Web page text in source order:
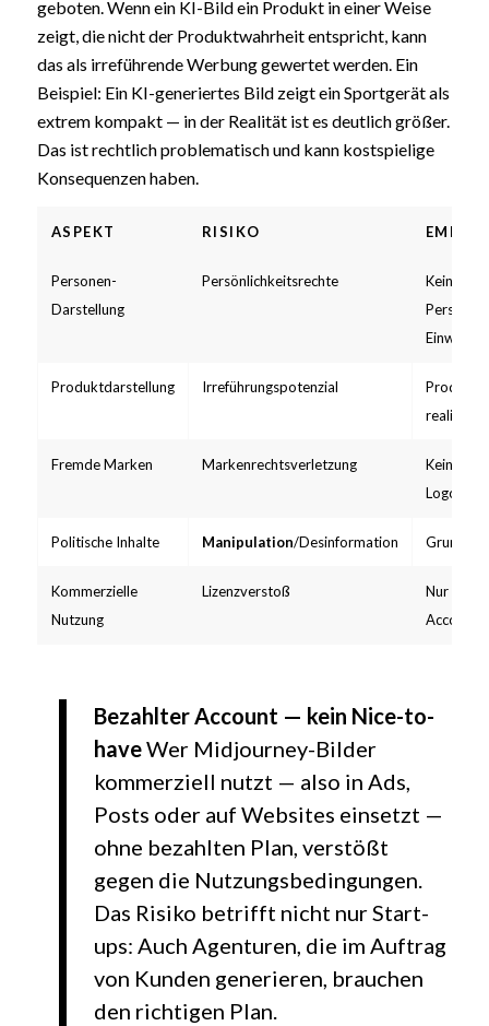
geboten. Wenn ein KI-Bild ein Produkt in einer Weise
zeigt, die nicht der Produktwahrheit entspricht, kann
das als irreführende Werbung gewertet werden. Ein
Beispiel: Ein KI-generiertes Bild zeigt ein Sportgerät als
extrem kompakt — in der Realität ist es deutlich größer.
Das ist rechtlich problematisch und kann kostspielige
Konsequenzen haben.
ASPEKT RISIKO
Personen-
Darstellung
Persönlichkeitsrechte
Keine
Person
Produktdarstellung Irreführungspotenzial
Fremde Marken Markenrechtsverletzung
Keine
Logos
Politische Inhalte Manipulation/Desinformation
Kommerzielle
Nutzung
Lizenzverstoß
Nur mit
Account
Bezahlter Account — kein Nice-to-
haveWer Midjourney-Bilder
kommerziell nutzt — also in Ads,
Posts oder auf Websites einsetzt —
ohne bezahlten Plan, verstößt
gegen die Nutzungsbedingungen.
Das Risiko betrifft nicht nur Start-
ups: Auch Agenturen, die im Auftrag
von Kunden generieren, brauchen
den richtigen Plan.